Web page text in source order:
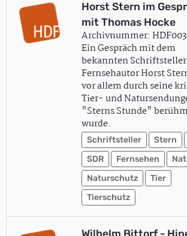
Horst Stern im
mit Thomas Hocke
Archivnummer:
Ein Gespräch mit dem
bekannten
Fernsehautor Horst
vor allem durch seine
Tier- und
"Sterns Stunde"
wurde.
Schriftsteller Stern
SDR
Fernsehen
Naturschutz
Tier
Tierschutz